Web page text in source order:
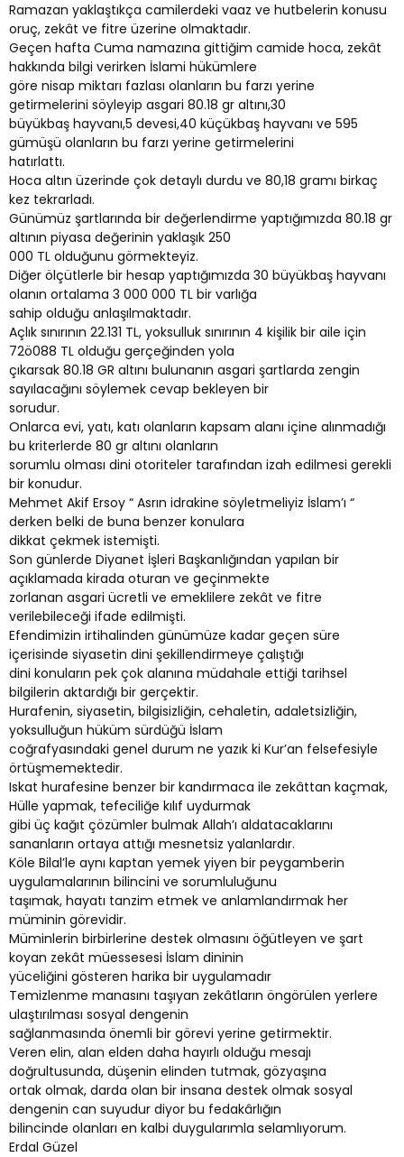
Ramazan yaklaştıkça camilerdeki vaaz ve hutbelerin konusu
oruç, zekât ve fitre üzerine olmaktadır.
Geçen hafta Cuma namazına gittiğim camide hoca, zekât
hakkında bilgi verirken İslami hükümlere
göre nisap miktarı fazlası olanların bu farzı yerine
getirmelerini söyleyip asgari 80.18 gr altını,30
büyükbaş hayvanı,5 devesi,40 küçükbaş hayvanı ve 595
gümüşü olanların bu farzı yerine getirmelerini
hatırlattı.
Hoca altın üzerinde çok detaylı durdu ve 80,18 gramı birkaç
kez tekrarladı.
Günümüz şartlarında bir değerlendirme yaptığımızda 80.18 gr
altının piyasa değerinin yaklaşık 250
000 TL olduğunu görmekteyiz.
Diğer ölçütlerle bir hesap yaptığımızda 30 büyükbaş hayvanı
olanın ortalama 3 000 000 TL bir varlığa
sahip olduğu anlaşılmaktadır.
Açlık sınırının 22.131 TL, yoksulluk sınırının 4 kişilik bir aile için
72ö088 TL olduğu gerçeğinden yola
çıkarsak 80.18 GR altını bulunanın asgari şartlarda zengin
sayılacağını söylemek cevap bekleyen bir
sorudur.
Onlarca evi, yatı, katı olanların kapsam alanı içine alınmadığı
bu kriterlerde 80 gr altını olanların
sorumlu olması dini otoriteler tarafından izah edilmesi gerekli
bir konudur.
Mehmet Akif Ersoy “ Asrın idrakine söyletmeliyiz İslam’ı “
derken belki de buna benzer konulara
dikkat çekmek istemişti.
Son günlerde Diyanet İşleri Başkanlığından yapılan bir
açıklamada kirada oturan ve geçinmekte
zorlanan asgari ücretli ve emeklilere zekât ve fitre
verilebileceği ifade edilmişti.
Efendimizin irtihalinden günümüze kadar geçen süre
içerisinde siyasetin dini şekillendirmeye çalıştığı
dini konuların pek çok alanına müdahale ettiği tarihsel
bilgilerin aktardığı bir gerçektir.
Hurafenin, siyasetin, bilgisizliğin, cehaletin, adaletsizliğin,
yoksulluğun hüküm sürdüğü İslam
coğrafyasındaki genel durum ne yazık ki Kur’an felsefesiyle
örtüşmemektedir.
Iskat hurafesine benzer bir kandırmaca ile zekâttan kaçmak,
Hülle yapmak, tefeciliğe kılıf uydurmak
gibi üç kağıt çözümler bulmak Allah’ı aldatacaklarını
sananların ortaya attığı mesnetsiz yalanlardır.
Köle Bilal’le aynı kaptan yemek yiyen bir peygamberin
uygulamalarının bilincini ve sorumluluğunu
taşımak, hayatı tanzim etmek ve anlamlandırmak her
müminin görevidir.
Müminlerin birbirlerine destek olmasını öğütleyen ve şart
koyan zekât müessesesi İslam dininin
yüceliğini gösteren harika bir uygulamadır
Temizlenme manasını taşıyan zekâtların öngörülen yerlere
ulaştırılması sosyal dengenin
sağlanmasında önemli bir görevi yerine getirmektir.
Veren elin, alan elden daha hayırlı olduğu mesajı
doğrultusunda, düşenin elinden tutmak, gözyaşına
ortak olmak, darda olan bir insana destek olmak sosyal
dengenin can suyudur diyor bu fedakârlığın
bilincinde olanları en kalbi duygularımla selamlıyorum.
Erdal Güzel